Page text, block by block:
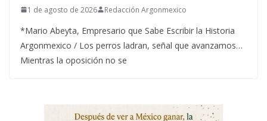
1 de agosto de 2026 Redacción Argonmexico
*Mario Abeyta, Empresario que Sabe Escribir la Historia
Argonmexico / Los perros ladran, señal que avanzamos…
Mientras la oposición no se